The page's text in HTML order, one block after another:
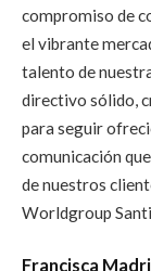
compromiso de
el vibrante
talento de
directivo sólido,
para seguir
comunicación
de nuestros
Worldgroup
Francisca